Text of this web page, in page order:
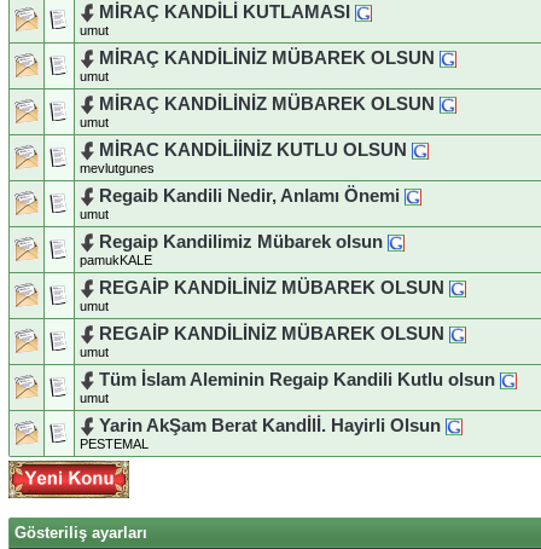
MİRAÇ KANDİLİ KUTLAMASI
umut
MİRAÇ KANDİLİNİZ MÜBAREK OLSUN
umut
MİRAÇ KANDİLİNİZ MÜBAREK OLSUN
umut
MİRAC KANDİLİİNİZ KUTLU OLSUN
mevlutgunes
Regaib Kandili Nedir, Anlamı Önemi
umut
Regaip Kandilimiz Mübarek olsun
pamukKALE
REGAİP KANDİLİNİZ MÜBAREK OLSUN
umut
REGAİP KANDİLİNİZ MÜBAREK OLSUN
umut
Tüm İslam Aleminin Regaip Kandili Kutlu olsun
umut
Yarin AkŞam Berat Kandİlİ. Hayirli Olsun
PESTEMAL
Gösteriliş ayarları